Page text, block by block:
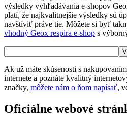
výsledky vyhľadávania e-shopov
platí, že najkvalitnejšie výsledky sú
navštíviť práve tie. Môžete si byť
vhodný Geox respira e-shop s
Ak už máte skúsenosti s
internete a poznáte kvalitný
značky, môžete nám o ňom napísať,
Oficiálne webové